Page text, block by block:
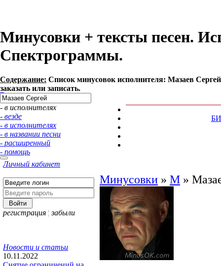
Минусовки + тексты песен.
Спектрограммы.
Содержание: Список минусовок исполнителя: Мазаев
заказать или записать.
- в исполнителях
- везде
- в исполнителях
- в названии песни
- расширенный
- помощь
Личный кабинет
регистрация ¦ забыли
Новости и статьи
10.11.2022
Минусовки » М »